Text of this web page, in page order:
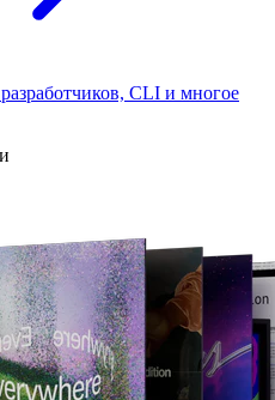
CLI и многое